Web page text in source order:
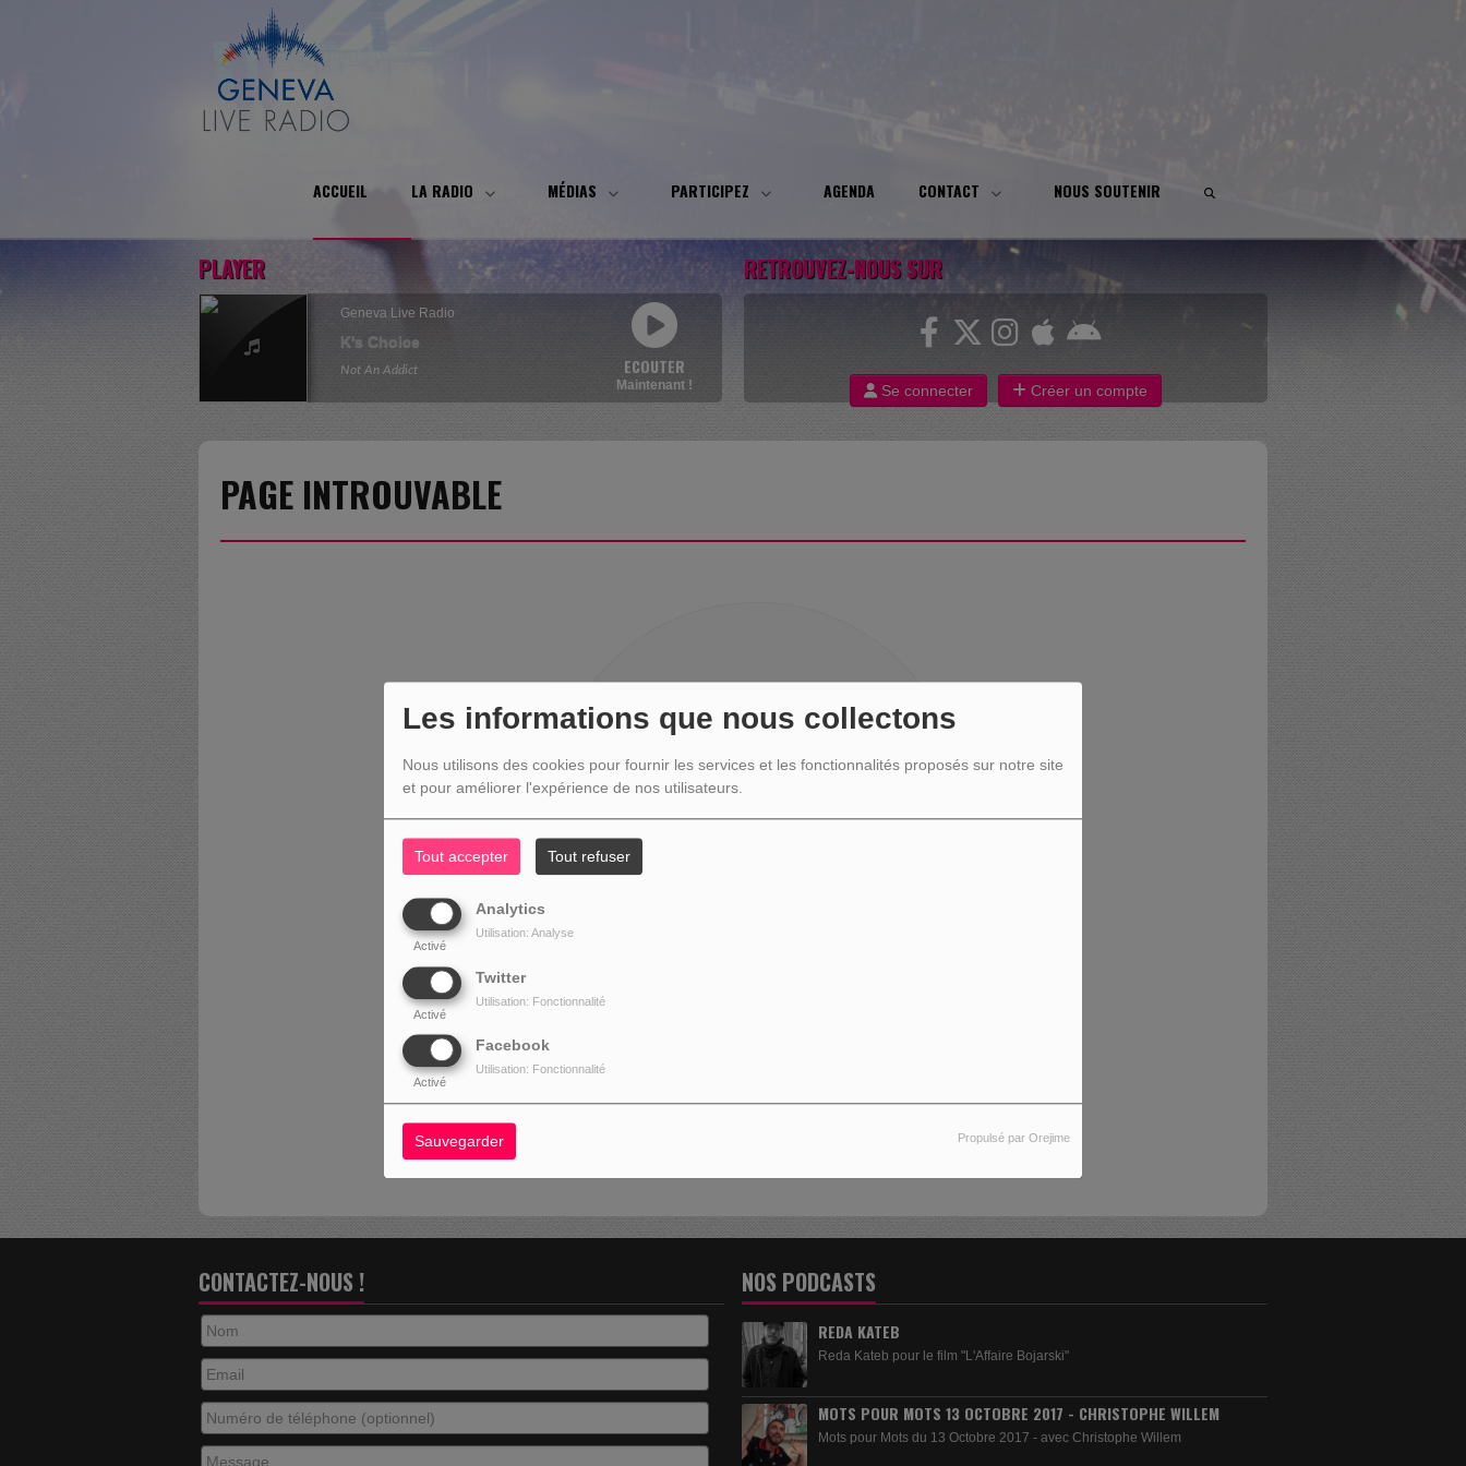
Les informations que nous collectons
Nous utilisons des cookies pour fournir les services et les fonctionnalités proposés sur notre site
et pour améliorer l'expérience de nos utilisateurs.
Tout accepter Tout refuser
Analytics
Activé
Utilisation: Analyse
Twitter
Activé
Utilisation: Fonctionnalité
Facebook
Activé
Utilisation: Fonctionnalité
Sauvegarder Propulsé par Orejime
ACCUEIL LA RADIO MÉDIAS PARTICIPEZ AGENDA CONTACT NOUS SOUTENIR
PLAYER
ECOUTER
Maintenant !
Geneva Live Radio
K's Choice
Not An Addict
RETROUVEZ-NOUS SUR
Se connecter Créer un compte
PAGE INTROUVABLE
404
OUPS, VOUS AVEZ RENCONTRÉ UNE ERREUR.
IL SEMBLE QUE LA PAGE QUE VOUS RECHERCHEZ N’EXISTE PLUS.
CONTACTEZ-NOUS ! NOS PODCASTS
REDA KATEB
Reda Kateb pour le film "L'Affaire Bojarski"
MOTS POUR MOTS 13 OCTOBRE 2017 - CHRISTOPHE WILLEM
Mots pour Mots du 13 Octobre 2017 - avec Christophe Willem